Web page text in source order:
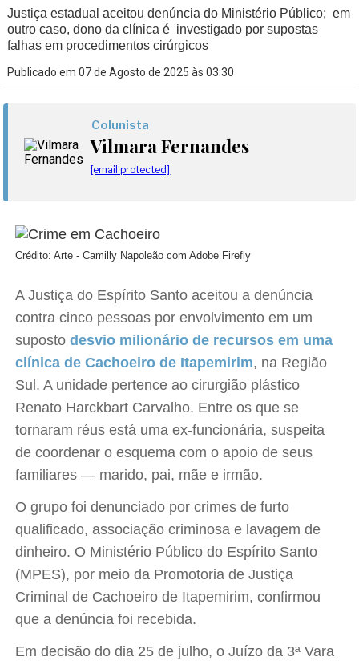
Justiça estadual aceitou denúncia do Ministério Público; em
outro caso, dono da clínica é investigado por supostas
falhas em procedimentos cirúrgicos
Publicado em 07 de Agosto de 2025 às 03:30
Colunista
Vilmara Fernandes
[email protected]
Crédito: Arte - Camilly Napoleão com Adobe Firefly
A Justiça do Espírito Santo aceitou a denúncia
contra cinco pessoas por envolvimento em um
supostodesvio milionário de recursos em uma
clínica de Cachoeiro de Itapemirim, na Região
Sul. A unidade pertence ao cirurgião plástico
Renato Harckbart Carvalho. Entre os que se
tornaram réus está uma ex-funcionária, suspeita
de coordenar o esquema com o apoio de seus
familiares — marido, pai, mãe e irmão.
O grupo foi denunciado por crimes de furto
qualificado, associação criminosa e lavagem de
dinheiro. O Ministério Público do Espírito Santo
(MPES), por meio da Promotoria de Justiça
Criminal de Cachoeiro de Itapemirim, confirmou
que a denúncia foi recebida.
Em decisão do dia 25 de julho, o Juízo da 3ª Vara